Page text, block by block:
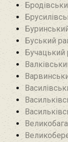
Буський
Бучацький